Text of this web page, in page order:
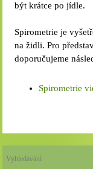
být krátce po jídle.
Spirometrie je
na židli. Pro
doporučujeme
Spirometrie